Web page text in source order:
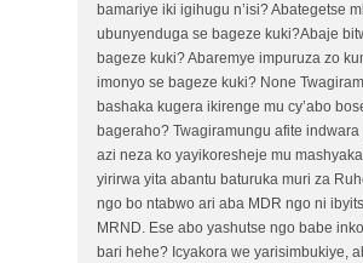
bamariye iki igihugu n’isi? Abategetse
ubunyenduga se bageze kuki?Abaje
bageze kuki? Abaremye impuruza zo
imonyo se bageze kuki? None
bashaka kugera ikirenge mu cy’abo
bageraho? Twagiramungu afite indwara
azi neza ko yayikoresheje mu
yirirwa yita abantu baturuka muri za
ngo bo ntabwo ari aba MDR ngo ni
MRND. Ese abo yashutse ngo babe
bari hehe? Icyakora we yarisimbukiye,